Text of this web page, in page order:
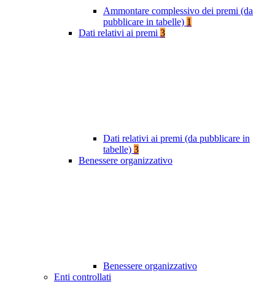
Ammontare complessivo dei premi (da
pubblicare in tabelle) 1
Dati relativi ai premi 3
Dati relativi ai premi (da pubblicare in
tabelle) 3
Benessere organizzativo
Benessere organizzativo
Enti controllati